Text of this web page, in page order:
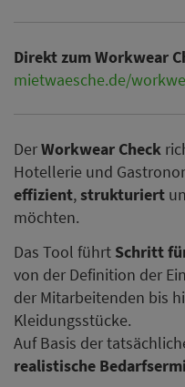
Direkt zum Workwear
mietwaesche.de/
DerWorkwear Check
Hotellerie und
effizient,strukturiert
möchten.
Das Tool führt Schritt
von der Definition der
der Mitarbeitenden bis
Kleidungsstücke.
Auf Basis der
realistische